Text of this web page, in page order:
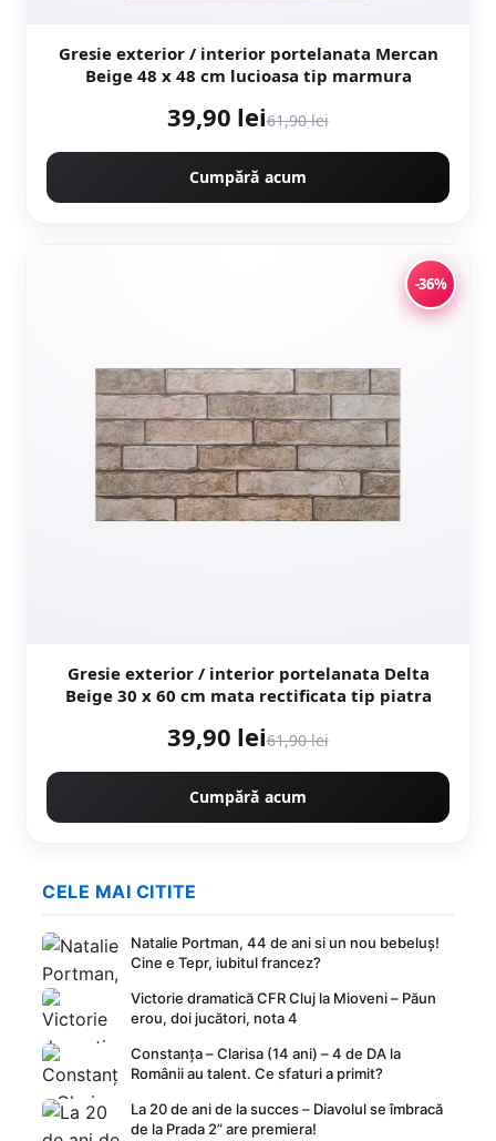
Gresie exterior / interior portelanata Mercan
Beige 48 x 48 cm lucioasa tip marmura
39,90 lei61,90 lei
Cumpără acum
-36%
Gresie exterior / interior portelanata Delta
Beige 30 x 60 cm mata rectificata tip piatra
39,90 lei61,90 lei
Cumpără acum
CELE MAI CITITE
Natalie Portman, 44 de ani si un nou bebeluș!
Cine e Tepr, iubitul francez?
Victorie dramatică CFR Cluj la Mioveni – Păun
erou, doi jucători, nota 4
Constanța – Clarisa (14 ani) – 4 de DA la
Românii au talent. Ce sfaturi a primit?
La 20 de ani de la succes – Diavolul se îmbracă
de la Prada 2” are premiera!